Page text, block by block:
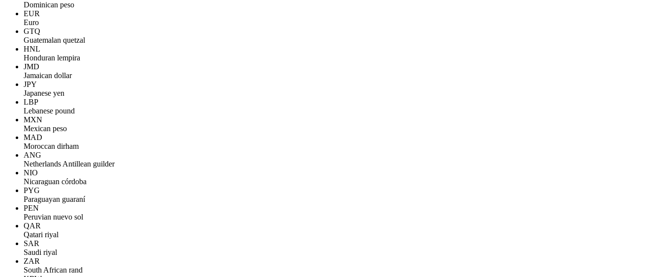
Dominican peso
EUR
Euro
GTQ
Guatemalan quetzal
HNL
Honduran lempira
JMD
Jamaican dollar
JPY
Japanese yen
LBP
Lebanese pound
MXN
Mexican peso
MAD
Moroccan dirham
ANG
Netherlands Antillean guilder
NIO
Nicaraguan córdoba
PYG
Paraguayan guaraní
PEN
Peruvian nuevo sol
QAR
Qatari riyal
SAR
Saudi riyal
ZAR
South African rand